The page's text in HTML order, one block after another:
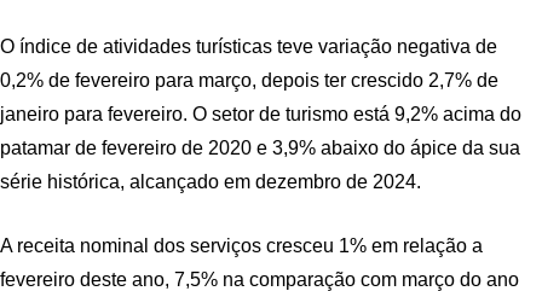
O índice de atividades turísticas teve variação negativa de
0,2% de fevereiro para março, depois ter crescido 2,7% de
janeiro para fevereiro. O setor de turismo está 9,2% acima do
patamar de fevereiro de 2020 e 3,9% abaixo do ápice da sua
série histórica, alcançado em dezembro de 2024.
A receita nominal dos serviços cresceu 1% em relação a
fevereiro deste ano, 7,5% na comparação com março do ano